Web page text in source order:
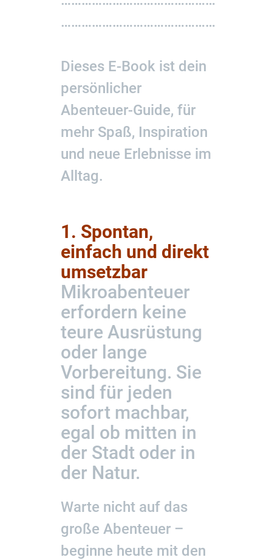
………………………………………
Dieses E-Book ist dein
persönlicher
Abenteuer-Guide, für
mehr Spaß, Inspiration
und neue Erlebnisse im
Alltag.
1. Spontan,
einfach und direkt
umsetzbar
Mikroabenteuer
erfordern keine
teure Ausrüstung
oder lange
Vorbereitung. Sie
sind für jeden
sofort machbar,
egal ob mitten in
der Stadt oder in
der Natur.
Warte nicht auf das
große Abenteuer –
beginne heute mit den